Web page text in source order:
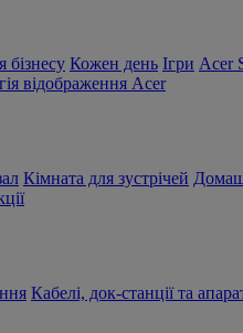
бізнесу Кожен день Ігри Acer
відображення Acer
Кімната для зустрічей
Кабелі, док-станції та